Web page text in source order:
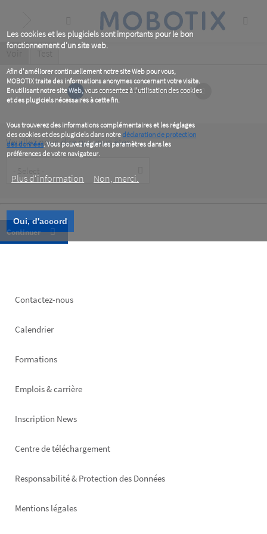
Les cookies et les plugiciels sont importants pour le bon
fonctionnement d'un site web.
Afin d'améliorer continuellement notre site Web pour vous,
MOBOTIX traite des informations anonymes concernant votre visite.
En utilisant notre site Web, vous consentez à l'utilisation des cookies
et des plugiciels nécessaires à cette fin.
Vous trouverez des informations complémentaires et les réglages
des cookies et des plugiciels dans notredéclaration de protection
des données. Vous pouvez régler les paramètres dans les
préférences de votre navigateur.
Plus d‘information Non, merci.
Oui, d'accord
content
Primary
tabs
Voir (active
Test
1 2
Veuillez nous dire qui vous êtes
Type
Footer
Contactez-nous
Calendrier
Formations
Emplois & carrière
Inscription News
Footer
Centre de téléchargement
Responsabilité & Protection des Données
Mentions légales